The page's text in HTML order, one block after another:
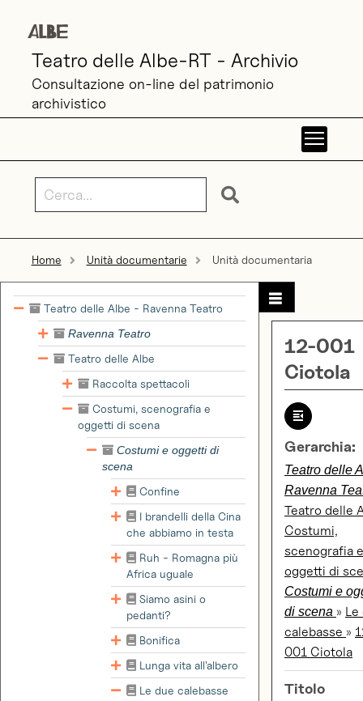
Teatro delle Albe-RT - Archivio
Consultazione on-line del patrimonio
archivistico
Home Unità documentarie Unità documentaria
Teatro delle Albe - Ravenna Teatro
Ravenna Teatro
Teatro delle Albe
Raccolta spettacoli
Costumi, scenografia e
oggetti di scena
Costumi e oggetti di
scena
Confine
I brandelli della Cina
che abbiamo in testa
Ruh - Romagna più
Africa uguale
Siamo asini o
pedanti?
Bonifica
Lunga vita all'albero
Le due calebasse
12-001
Ciotola
Gerarchia:
Teatro delle
Ravenna
Teatro delle
Costumi,
scenografia e
oggetti di
Costumi e
di scena » Le
calebasse »
001 Ciotola
Titolo